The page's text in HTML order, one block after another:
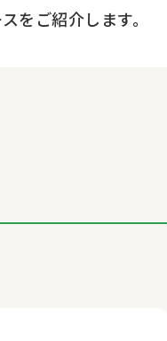
をご紹介します。